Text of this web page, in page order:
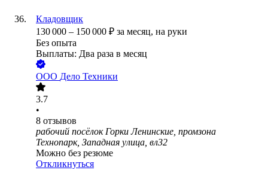
Кладовщик
130 000 – 150 000 ₽ за месяц, на руки
Без опыта
Выплаты: Два раза в месяц
ООО Дело Техники
3.7
•
8 отзывов
рабочий посёлок Горки Ленинские, промзона
Технопарк, Западная улица, вл32
Можно без резюме
Откликнуться